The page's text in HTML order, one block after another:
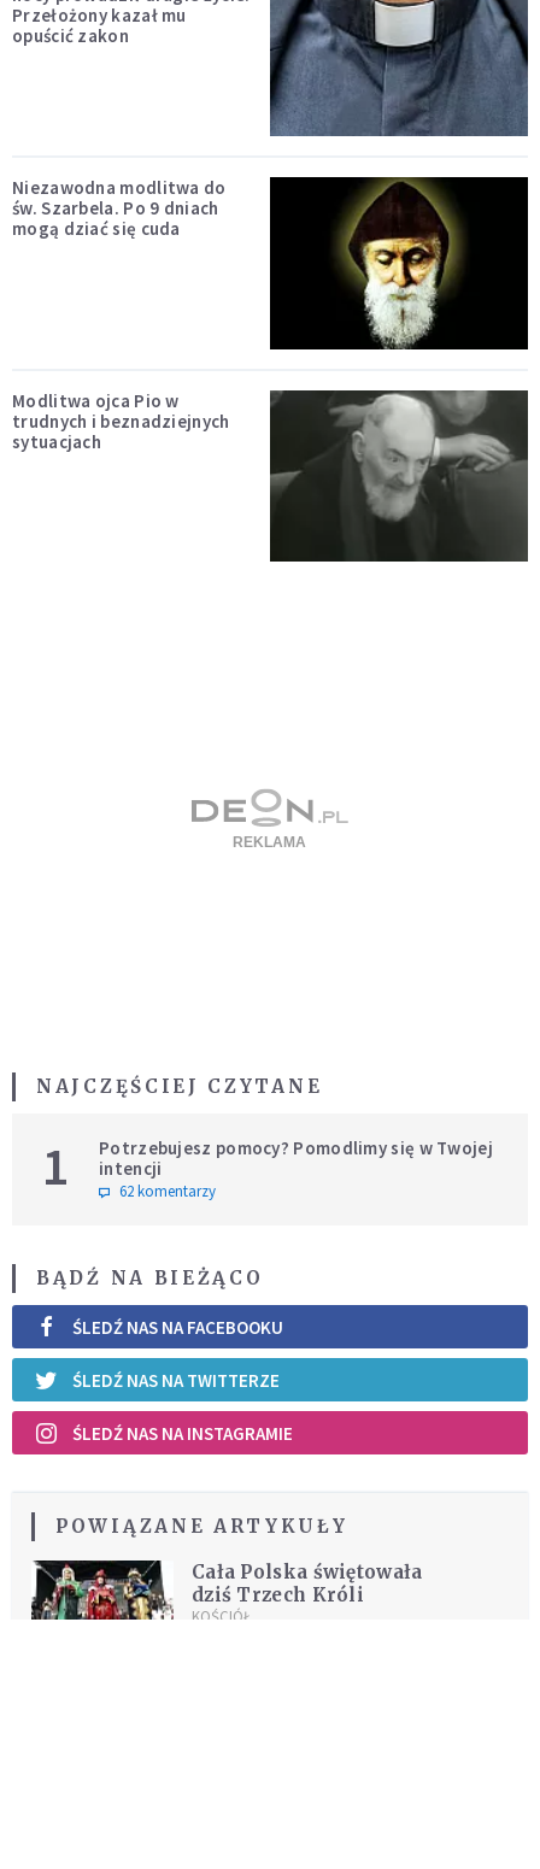
Przełożony kazał mu
opuścić zakon
Niezawodna modlitwa do
św. Szarbela. Po 9 dniach
mogą dziać się cuda
Modlitwa ojca Pio w
trudnych i beznadziejnych
sytuacjach
NAJCZĘŚCIEJ CZYTANE
1
Potrzebujesz pomocy? Pomodlimy się w Twojej
intencji
62 komentarzy
BĄDŹ NA BIEŻĄCO
ŚLEDŹ NAS NA FACEBOOKU
ŚLEDŹ NAS NA TWITTERZE
ŚLEDŹ NAS NA INSTAGRAMIE
POWIĄZANE ARTYKUŁY
Cała Polska świętowała
dziś Trzech Króli
KOŚCIÓŁ